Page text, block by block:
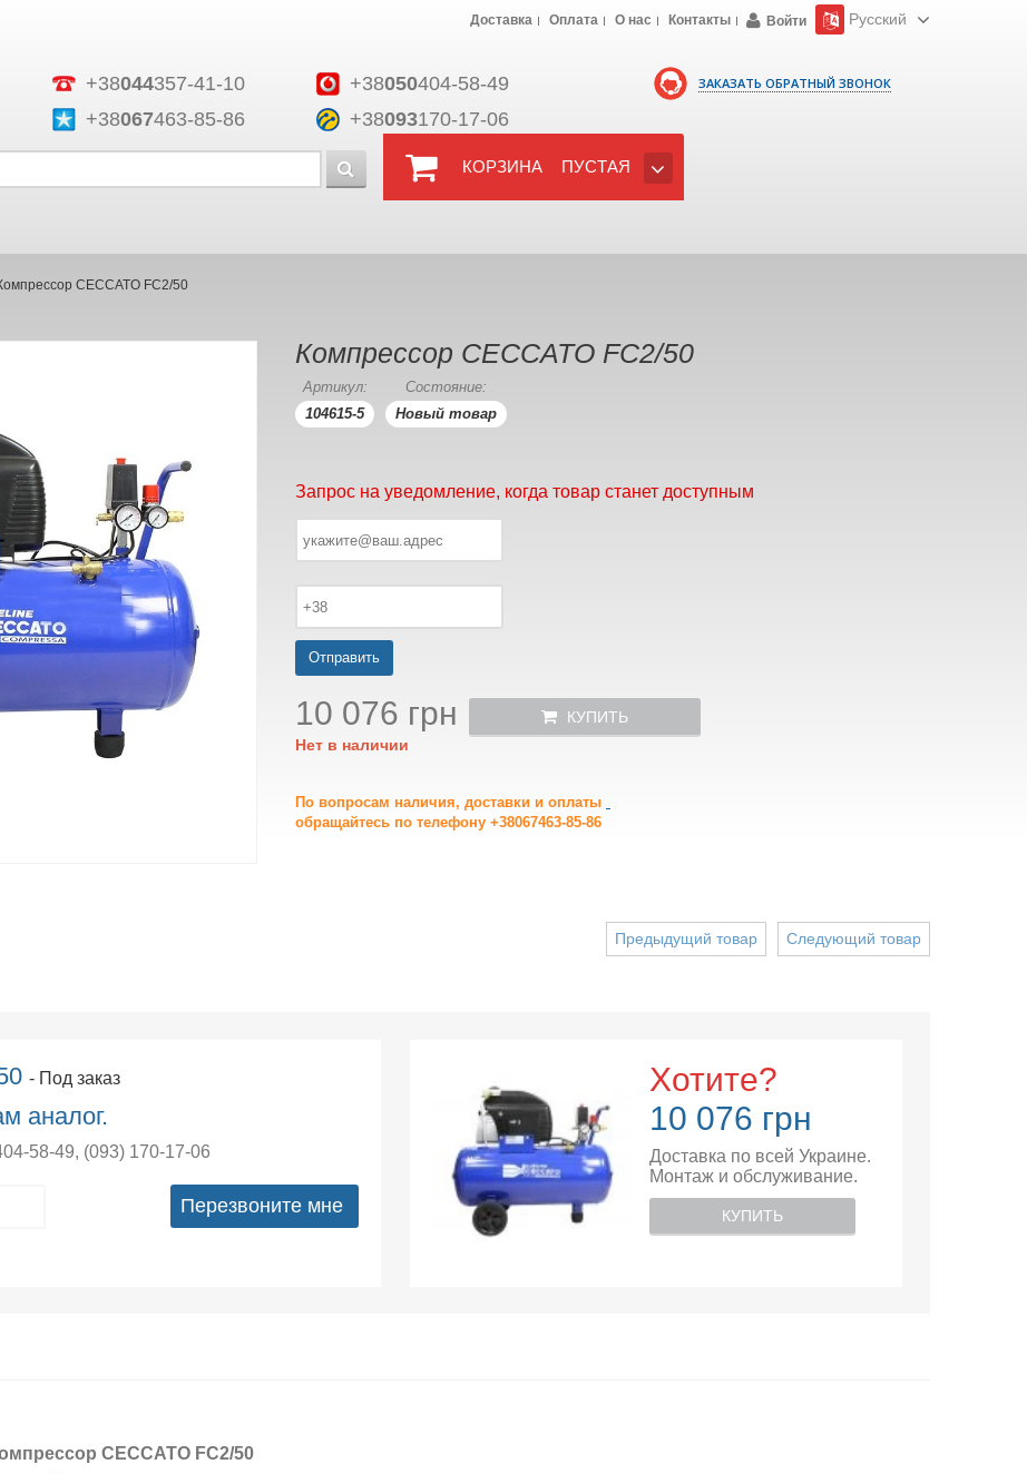
ЗАКАЗАТЬ ОБРАТНЫЙ ЗВОНОК
+38044357-41-10 +38050404-58-49
+38067463-85-86 +38093170-17-06
Доставка Оплата О нас Контакты Войти Русский
КОРЗИНА ПУСТАЯ
CECCATO FC2/50
Компрессор CECCATO FC2/50
Артикул:
104615-5
Состояние:
Новый товар
Запрос на уведомление, когда товар станет доступным
Отправить
10 076 грн
Нет в наличии
КУПИТЬ
По вопросам наличия, доставки и оплаты
обращайтесь по телефону +38067463-85-86
Следующий товар
Предыдущий товар
- Под заказ
аналог.
58-49, (093) 170-17-06
Перезвоните мне
Хотите?
10 076 грн
Доставка по всей Украине.
Монтаж и обслуживание.
КУПИТЬ
CECCATO FC2/50